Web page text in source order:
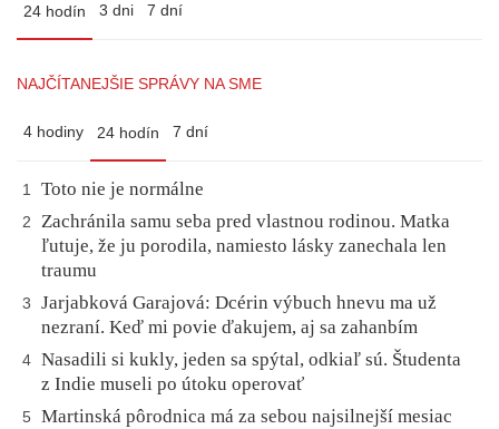
24 hodín 3 dni 7 dní
NAJČÍTANEJŠIE SPRÁVY NA SME
4 hodiny 24 hodín 7 dní
1 Toto nie je normálne
2
Zachránila samu seba pred vlastnou rodinou. Matka
ľutuje, že ju porodila, namiesto lásky zanechala len
traumu
3
Jarjabková Garajová: Dcérin výbuch hnevu ma už
nezraní. Keď mi povie ďakujem, aj sa zahanbím
4 Nasadili si kukly, jeden sa spýtal, odkiaľ sú. Študenta
z Indie museli po útoku operovať
5
Martinská pôrodnica má za sebou najsilnejší mesiac